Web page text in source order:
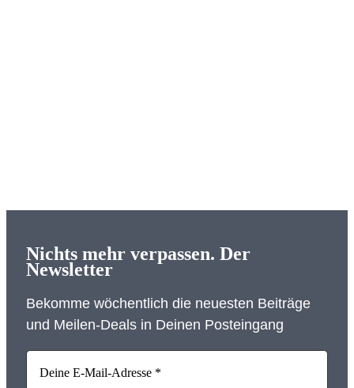
Nichts mehr verpassen. Der
Newsletter
Bekomme wöchentlich die neuesten Beiträge
und Meilen-Deals in Deinen Posteingang